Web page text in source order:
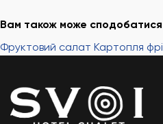
Вам також може сподобатися
Фруктовий салат Картопля фрі